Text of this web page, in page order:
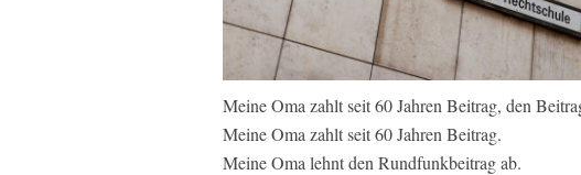
Meine Oma zahlt seit 60 Jahren Beitrag, den
Meine Oma zahlt seit 60 Jahren Beitrag.
Meine Oma lehnt den Rundfunkbeitrag ab.